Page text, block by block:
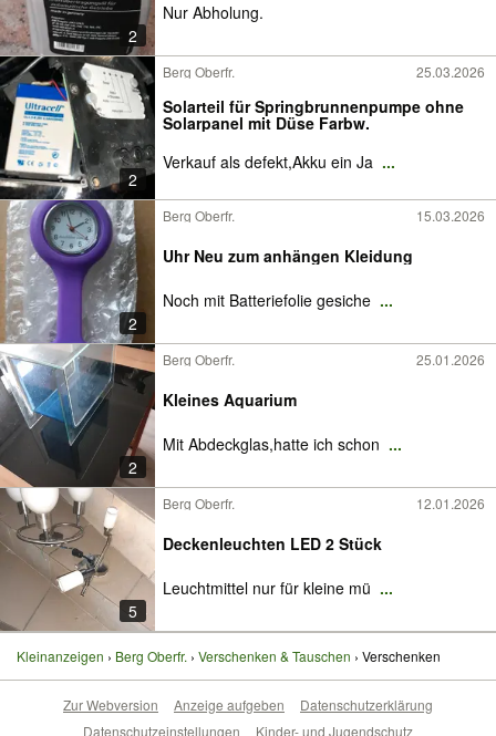
2
Nur Abholung.
2
Berg Oberfr. 25.03.2026
Solarteil für Springbrunnenpumpe ohne
Solarpanel mit Düse Farbw.
Verkauf als defekt,Akku ein Ja ...
2
Berg Oberfr. 15.03.2026
Uhr Neu zum anhängen Kleidung
Noch mit Batteriefolie gesiche ...
2
Berg Oberfr. 25.01.2026
Kleines Aquarium
Mit Abdeckglas,hatte ich schon ...
5
Berg Oberfr. 12.01.2026
Deckenleuchten LED 2 Stück
Leuchtmittel nur für kleine mü ...
Kleinanzeigen Berg Oberfr. Verschenken & Tauschen Verschenken
Zur Webversion Anzeige aufgeben
Datenschutzerklärung
Datenschutzeinstellungen
Kinder- und Jugendschutz